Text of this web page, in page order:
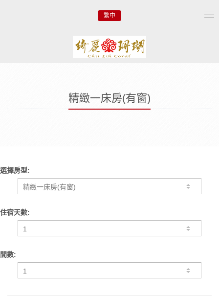
繁中
精緻一床房(有窗)
選擇房型:
住宿天數:
間數: